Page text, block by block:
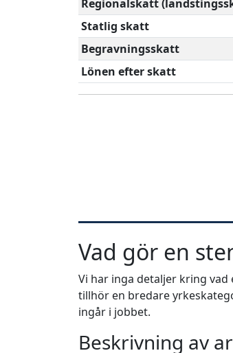
Regionalskatt
Statlig skatt
Begravningsskatt
Lönen efter skatt
Vad gör en
Vi har inga detaljer kring
tillhör en bredare
ingår i jobbet.
Beskrivning av